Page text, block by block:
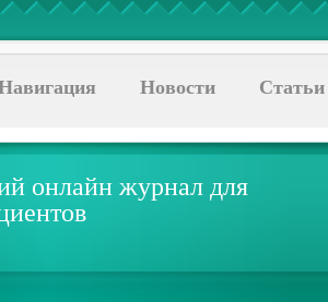
Новости Статьи
онлайн журнал для